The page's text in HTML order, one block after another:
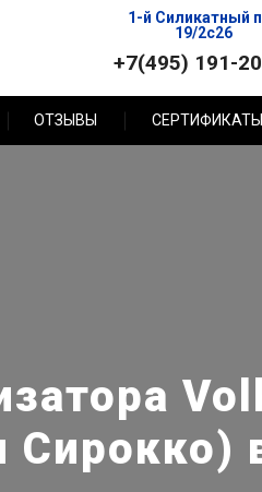
1-й Силикатный
19/2с26
+7(495) 191-
ОТЗЫВЫ СЕРТИФИКАТЫ
Сирокко)